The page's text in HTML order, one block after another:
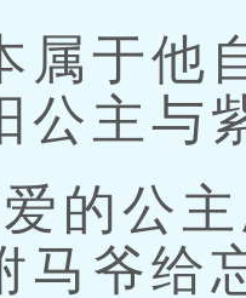
于他自
公主与
公主
马爷给